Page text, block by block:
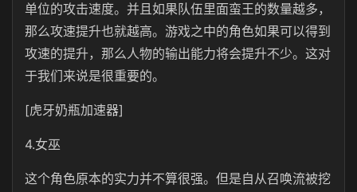
单位的攻击速度。并且如果队伍里面蛮王的数量越多，
那么攻速提升也就越高。游戏之中的角色如果可以得到
攻速的提升，那么人物的输出能力将会提升不少。这对
于我们来说是很重要的。
[虎牙奶瓶加速器]
4.女巫
这个角色原本的实力并不算很强。但是自从召唤流被挖